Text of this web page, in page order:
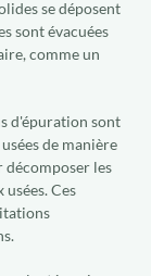
se déposent
sont évacuées
comme un
d'épuration sont
de manière
décomposer les
Ces